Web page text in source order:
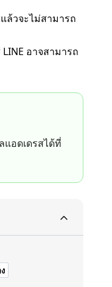
ล้วจะไม่สามารถ
อาจสามารถ
อดเดรสได้ที่